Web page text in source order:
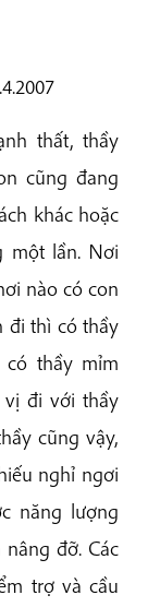
thất, thầy
cũng đang
khác hoặc
một lần. Nơi
nào có con
đi thì có thầy
thầy mỉm
vị đi với thầy
cũng vậy,
nghỉ ngơi
năng lượng
đỡ. Các
trợ và cầu